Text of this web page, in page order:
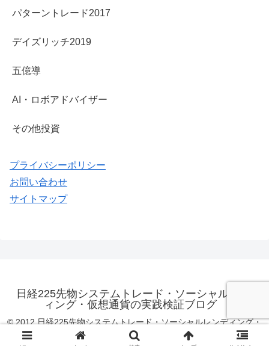
パターントレード2017
デイズリッチ2019
五億導
AI・ロボアドバイザー
その他投資
プライバシーポリシー
お問い合わせ
サイトマップ
日経225先物システムトレード・ソーシャルレンデ
ィング・仮想通貨の実践検証ブログ
© 2012 日経225先物システムトレード・ソーシャルレンディング・
仮想通貨の実践検証ブログ.